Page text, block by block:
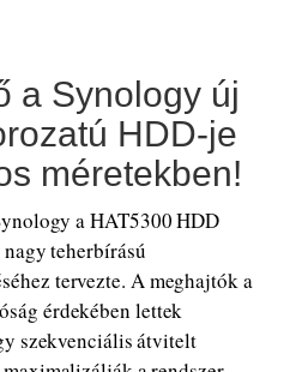
a Synology új
HDD-je
méretekben!
a HAT5300 HDD
teherbírású
tervezte. A meghajtók a
érdekében lettek
szekvenciális átvitelt